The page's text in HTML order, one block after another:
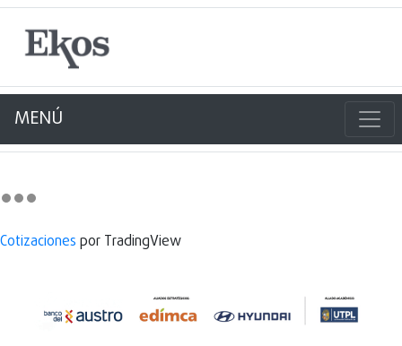
MENÚ
Cotizaciones por TradingView